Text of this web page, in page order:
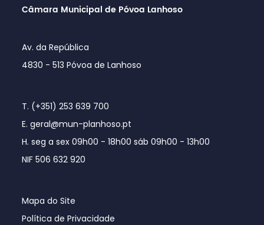
Câmara Municipal de Póvoa Lanhoso
Av. da República
4830 - 513 Póvoa de Lanhoso
T. (+351) 253 639 700
E. geral@mun-planhoso.pt
H. seg a sex 09h00 - 18h00 sáb 09h00 - 13h00
NIF 506 632 920
Mapa do Site
Política de Privacidade